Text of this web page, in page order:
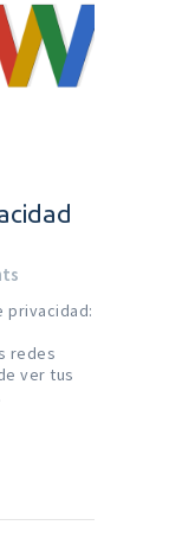
privacidad:
redes
ver tus